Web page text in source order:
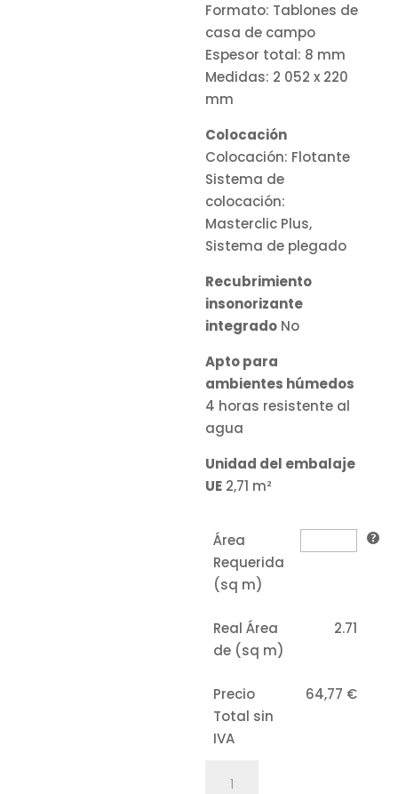
Formato: Tablones de
casa de campo
Espesor total: 8 mm
Medidas: 2 052 x 220
mm
Colocación
Colocación: Flotante
Sistema de
colocación:
Masterclic Plus,
Sistema de plegado
Recubrimiento
insonorizante
integrado No
Apto para
ambientes húmedos
4 horas resistente al
agua
Unidad del embalaje
UE 2,71 m²
Área
Requerida
(sq m)
Real Área
de (sq m)
2.71
Precio
Total sin
IVA
64,77 €